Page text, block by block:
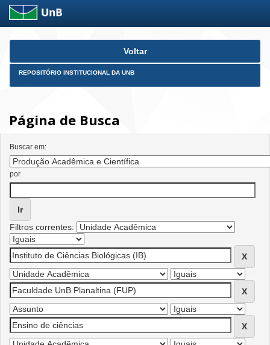
Skip
Voltar
REPOSITÓRIO INSTITUCIONAL DA UNB
Página de Busca
Buscar em:
por
Filtros correntes: